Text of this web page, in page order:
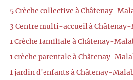
5 Crèche collective à Châtenay-
3 Centre multi-accueil à
1 Crèche familiale à Châtenay-
1 crèche parentale à Châtenay-
1 jardin d'enfants à Châtenay-